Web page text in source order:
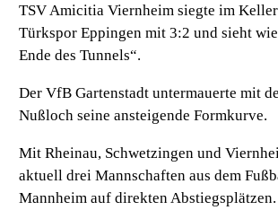
TSV Amicitia Viernheim siegte im
Türkspor Eppingen mit 3:2 und sieht
Ende des Tunnels“.
Der VfB Gartenstadt untermauerte mit
Nußloch seine ansteigende Formkurve.
Mit Rheinau, Schwetzingen und
aktuell drei Mannschaften aus dem
Mannheim auf direkten Abstiegsplätzen.